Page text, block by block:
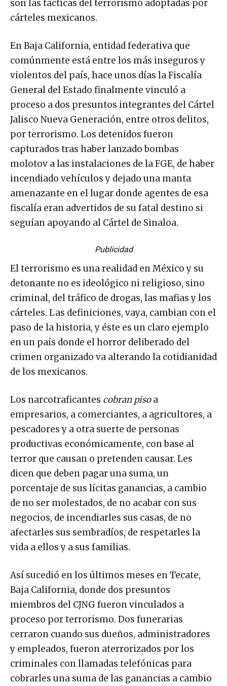
son las tácticas del terrorismo adoptadas por
cárteles mexicanos.
En Baja California, entidad federativa que
comúnmente está entre los más inseguros y
violentos del país, hace unos días la Fiscalía
General del Estado finalmente vinculó a
proceso a dos presuntos integrantes del Cártel
Jalisco Nueva Generación, entre otros delitos,
por terrorismo. Los detenidos fueron
capturados tras haber lanzado bombas
molotov a las instalaciones de la FGE, de haber
incendiado vehículos y dejado una manta
amenazante en el lugar donde agentes de esa
fiscalía eran advertidos de su fatal destino si
seguían apoyando al Cártel de Sinaloa.
Publicidad
El terrorismo es una realidad en México y su
detonante no es ideológico ni religioso, sino
criminal, del tráfico de drogas, las mafias y los
cárteles. Las definiciones, vaya, cambian con el
paso de la historia, y éste es un claro ejemplo
en un país donde el horror deliberado del
crimen organizado va alterando la cotidianidad
de los mexicanos.
Los narcotraficantes cobran pisoa
empresarios, a comerciantes, a agricultores, a
pescadores y a otra suerte de personas
productivas económicamente, con base al
terror que causan o pretenden causar. Les
dicen que deben pagar una suma, un
porcentaje de sus lícitas ganancias, a cambio
de no ser molestados, de no acabar con sus
negocios, de incendiarles sus casas, de no
afectarles sus sembradíos, de respetarles la
vida a ellos y a sus familias.
Así sucedió en los últimos meses en Tecate,
Baja California, donde dos presuntos
miembros del CJNG fueron vinculados a
proceso por terrorismo. Dos funerarias
cerraron cuando sus dueños, administradores
y empleados, fueron aterrorizados por los
criminales con llamadas telefónicas para
cobrarles una suma de las ganancias a cambio